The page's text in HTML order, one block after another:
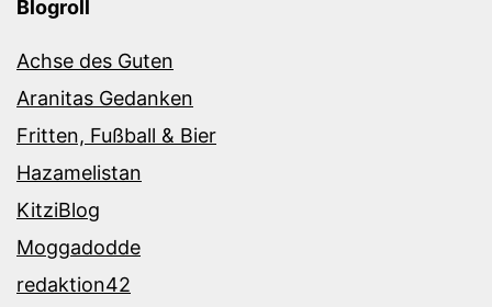
Blogroll
Achse des Guten
Aranitas Gedanken
Fritten, Fußball & Bier
Hazamelistan
KitziBlog
Moggadodde
redaktion42